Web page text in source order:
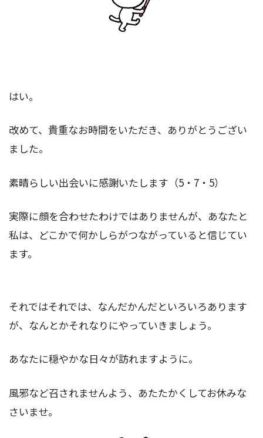
はい。
改めて、貴重なお時間をいただき、ありがとうござい
ました。
素晴らしい出会いに感謝いたします（5・7・5）
実際に顔を合わせたわけではありませんが、あなたと
私は、どこかで何かしらがつながっていると信じてい
ます。
それではそれでは、なんだかんだといろいろあります
が、なんとかそれなりにやっていきましょう。
あなたに穏やかな日々が訪れますように。
風邪など召されませんよう、あたたかくしてお休みな
さいませ。